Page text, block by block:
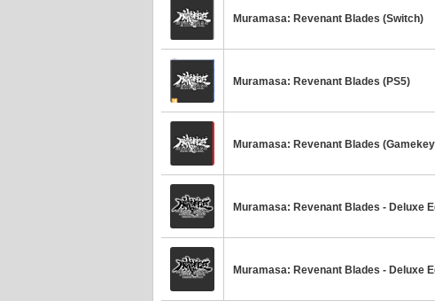
Muramasa: Revenant Blades (Switch)
Muramasa: Revenant Blades (PS5)
Muramasa: Revenant Blades
Muramasa: Revenant Blades - Deluxe
Muramasa: Revenant Blades - Deluxe